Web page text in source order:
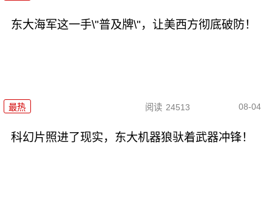
东大海军这一手\"普及牌\"，让美西方彻底破防！
最热 阅读 24513 08-04
科幻片照进了现实，东大机器狼驮着武器冲锋！